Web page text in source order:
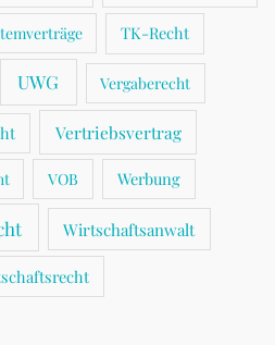
TK-Recht
UWG Vergaberecht
Vertriebsvertrag
VOB Werbung
Wirtschaftsanwalt